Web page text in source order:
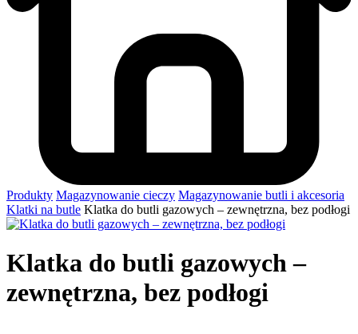
Produkty Magazynowanie cieczy Magazynowanie butli i akcesoria
Klatki na butle Klatka do butli gazowych – zewnętrzna, bez podłogi
Klatka do butli gazowych –
zewnętrzna, bez podłogi